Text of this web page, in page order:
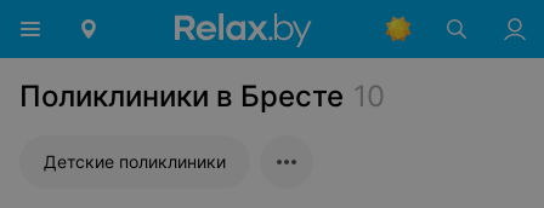
Поликлиники в Бресте 10
Детские поликлиники